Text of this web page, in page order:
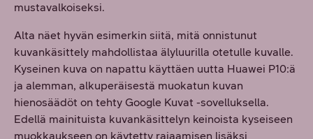
mustavalkoiseksi.
Alta näet hyvän esimerkin siitä, mitä onnistunut
kuvankäsittely mahdollistaa älyluurilla otetulle kuvalle.
Kyseinen kuva on napattu käyttäen uutta Huawei P10:ä
ja alemman, alkuperäisestä muokatun kuvan
hienosäädöt on tehty Google Kuvat -sovelluksella.
Edellä mainituista kuvankäsittelyn keinoista kyseiseen
muokkaukseen on käytetty rajaamisen lisäksi